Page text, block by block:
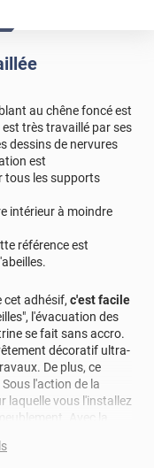
au chêne foncé est
très travaillé par ses
dessins de nervures
est
tous les supports
intérieur à moindre
référence est
cet adhésif, c'est facile
l'évacuation des
se fait sans accro.
décoratif ultra-
De plus, ce
l'action de la
laquelle vous l'installez
Avec la